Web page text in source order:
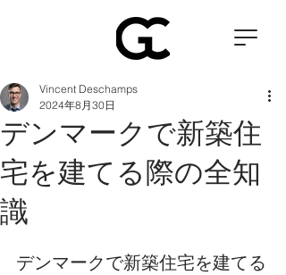
デンマークで新築住
宅を建てる際の全知
識
Vincent Deschamps
2024年8月30日
デンマークで新築住宅を建てる